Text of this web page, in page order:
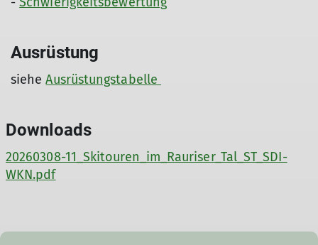
Ausrüstung
sieheAusrüstungstabelle
Downloads
20260308-11_Skitouren_im_Rauriser_Tal_ST_SDI-
WKN.pdf